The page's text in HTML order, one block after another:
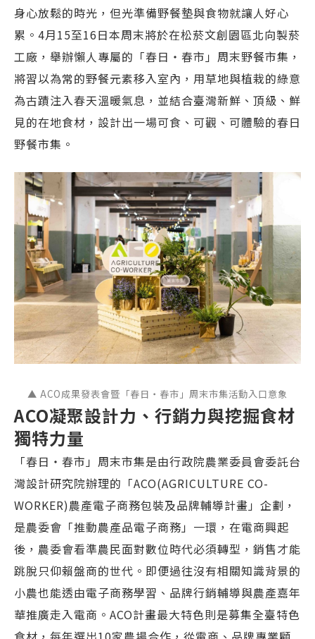
身心放鬆的時光，但光準備野餐墊與食物就讓人好心
累。4月15至16日本周末將於在松菸文創園區北向製菸
工廠，舉辦懶人專屬的「春日・春市」周末野餐市集，
將習以為常的野餐元素移入室內，用草地與植栽的綠意
為古蹟注入春天溫暖氣息，並結合臺灣新鮮、頂級、鮮
見的在地食材，設計出一場可食、可觀、可體驗的春日
野餐市集。
▲ ACO成果發表會暨「春日・春市」周末市集活動入口意象
ACO凝聚設計力、行銷力與挖掘食材
獨特力量
「春日・春市」周末市集是由行政院農業委員會委託台
灣設計研究院辦理的「ACO(AGRICULTURE CO-
WORKER)農產電子商務包裝及品牌輔導計畫」企劃，
是農委會「推動農產品電子商務」一環，在電商興起
後，農委會看準農民面對數位時代必須轉型，銷售才能
跳脫只仰賴盤商的世代。即便過往沒有相關知識背景的
小農也能透由電子商務學習、品牌行銷輔導與農產嘉年
華推廣走入電商。ACO計畫最大特色則是募集全臺特色